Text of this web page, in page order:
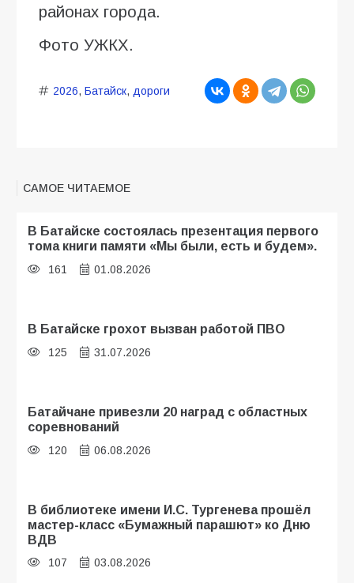
районах города.
Фото УЖКХ.
2026, Батайск, дороги
САМОЕ ЧИТАЕМОЕ
В Батайске состоялась презентация первого
тома книги памяти «Мы были, есть и будем».
161 01.08.2026
В Батайске грохот вызван работой ПВО
125 31.07.2026
Батайчане привезли 20 наград с областных
соревнований
120 06.08.2026
В библиотеке имени И.С. Тургенева прошёл
мастер-класс «Бумажный парашют» ко Дню
ВДВ
107 03.08.2026